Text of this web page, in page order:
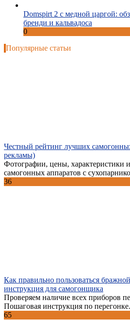
Domspirt 2 с медной царгой:
бренди и кальвадоса
0
Популярные статьи
Честный рейтинг лучших
рекламы)
Фотографии, цены, характеристики
самогонных аппаратов с
36
Как правильно пользоваться
инструкция для самогонщика
Проверяем наличие всех приборов
Пошаговая инструкция по
65